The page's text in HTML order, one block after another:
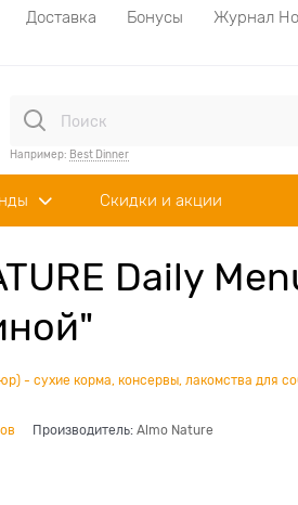
Доставка Бонусы
Журнал
Например: Best Dinner
Скидки и акции
Daily
- сухие корма, консервы, лакомства для
Производитель: Almo Nature